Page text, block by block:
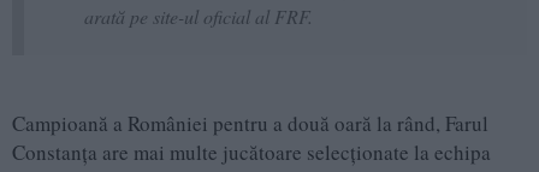
arată pe site-ul oficial al FRF.
Campioană a României pentru a două oară la rând, Farul
Constanța are mai multe jucătoare selecționate la echipa